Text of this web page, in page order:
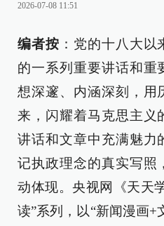
2026-07-08 11:51
编者按 ：党的十八大
的一系列重要讲话和重
想深邃、内涵深刻，用
来，闪耀着马克思主义
讲话和文章中充满魅力
记执政理念的真实写照
动体现。央视网《天天
读”系列，以“新闻漫画+